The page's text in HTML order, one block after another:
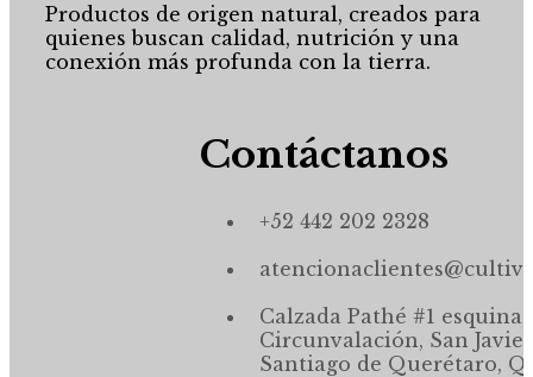
Productos de origen natural, creados para
quienes buscan calidad, nutrición y una
conexión más profunda con la tierra.
Contáctanos
+52 442 202 2328
Calzada Pathé #1 esquina,
Circunvalación, San
Santiago de Querétaro,